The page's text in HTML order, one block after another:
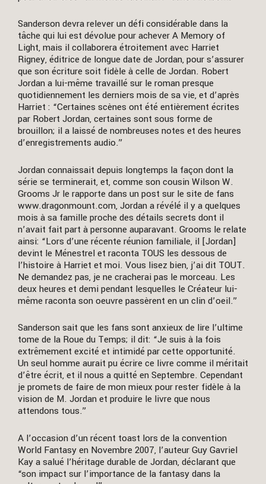
Sanderson devra relever un défi considérable dans la
tâche qui lui est dévolue pour achever A Memory of
Light, mais il collaborera étroitement avec Harriet
Rigney, éditrice de longue date de Jordan, pour s’assurer
que son écriture soit fidèle à celle de Jordan. Robert
Jordan a lui-même travaillé sur le roman presque
quotidiennement les derniers mois de sa vie, et d’après
Harriet : “Certaines scènes ont été entièrement écrites
par Robert Jordan, certaines sont sous forme de
brouillon; il a laissé de nombreuses notes et des heures
d’enregistrements audio.”
Jordan connaissait depuis longtemps la façon dont la
série se terminerait, et, comme son cousin Wilson W.
Grooms Jr le rapporte dans un post sur le site de fans
www.dragonmount.com, Jordan a révélé il y a quelques
mois à sa famille proche des détails secrets dont il
n’avait fait part à personne auparavant. Grooms le relate
ainsi: “Lors d’une récente réunion familiale, il [Jordan]
devint le Ménestrel et raconta TOUS les dessous de
l’histoire à Harriet et moi. Vous lisez bien, j’ai dit TOUT.
Ne demandez pas, je ne cracherai pas le morceau. Les
deux heures et demi pendant lesquelles le Créateur lui-
même raconta son oeuvre passèrent en un clin d’oeil.”
Sanderson sait que les fans sont anxieux de lire l’ultime
tome de la Roue du Temps; il dit: “Je suis à la fois
extrêmement excité et intimidé par cette opportunité.
Un seul homme aurait pu écrire ce livre comme il méritait
d’être écrit, et il nous a quitté en Septembre. Cependant
je promets de faire de mon mieux pour rester fidèle à la
vision de M. Jordan et produire le livre que nous
attendons tous.”
A l’occasion d’un récent toast lors de la convention
World Fantasy en Novembre 2007, l’auteur Guy Gavriel
Kay a salué l’héritage durable de Jordan, déclarant que
“son impact sur l’importance de la fantasy dans la